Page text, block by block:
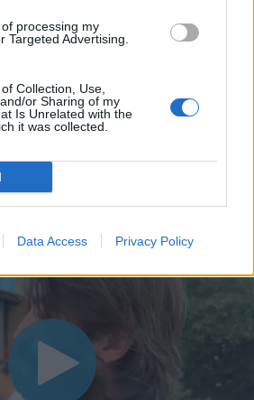
processing my
Targeted Advertising.
Collection, Use,
or Sharing of my
Is Unrelated with the
it was collected.
Data Access Privacy Policy